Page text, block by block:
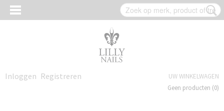
Inloggen Registreren
UW WINKELWAGEN
Geen producten (0)